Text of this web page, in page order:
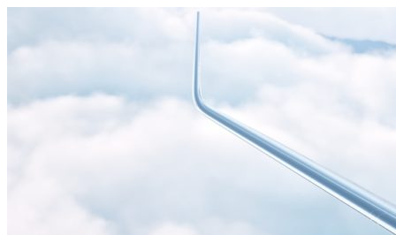
Узнать больше.